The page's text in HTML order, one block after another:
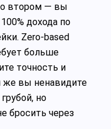
втором — вы
дохода по
Zero-based
больше
точность и
же вы ненавидите
но
бросить через